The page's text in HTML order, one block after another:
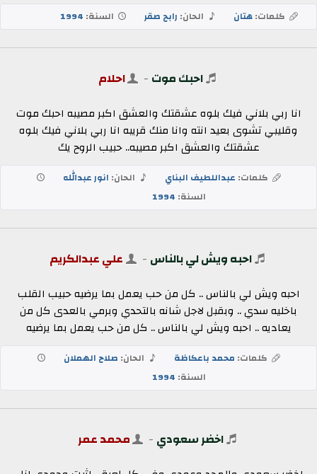
كلمات:هتان الحان: رابح صقر السنة: 1994
احبك موت - احلام
انا ربي بلاني فيك بلوه عشقتك والعشق اكبر مصيبه احبك موت
وقليبي تشوى بعيد انته وانا منك قريبه انا ربي بلاني فيك بلوه
عشقتك والعشق اكبر مصيبه.. حبيب الروح يك
كلمات: عبداللطيف البناي الحان: انور عبدالله
السنة: 1994
احبه ويش لي بالناس - علي عبدالكريم
احبه ويش لي بالناس .. كل من حب يعمل بما يرضيه حبيب القلب
باخليه سدي .. وبقبل لاجل شانه بالتحدي وبرمي بالعدى كل من
يعاديه .. احبه ويش لي بالناس .. كل من حب يعمل بما يرضيه
كلمات: محمد باعكاظة الحان: صلاح الهملان
السنة: 1994
اخضر سعودي - محمد عمر